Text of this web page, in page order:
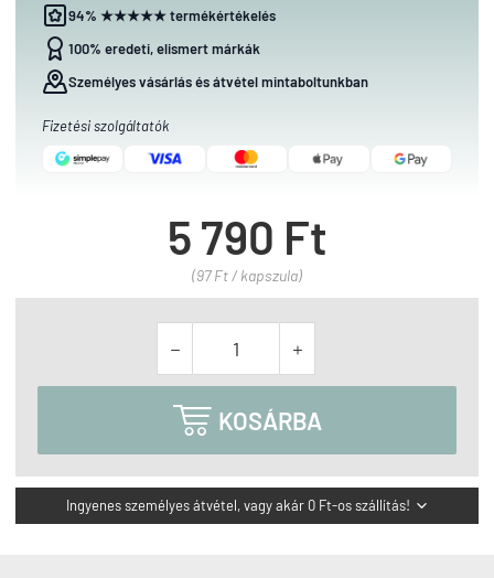
94% ★★★★★ termékértékelés
100% eredeti, elismert márkák
Személyes vásárlás és átvétel mintaboltunkban
Fizetési szolgáltatók
5 790 Ft
(97 Ft / kapszula)
 
 KOSÁRBA
Ingyenes személyes átvétel, vagy akár 0 Ft-os szállítás! 